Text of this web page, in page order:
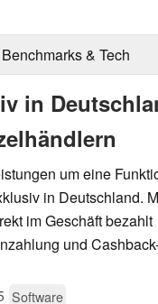
Benchmarks & Tech
in
um eine
in Deutschland.
im Geschäft bezahlt
und
Software